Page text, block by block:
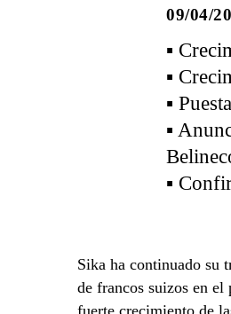
09/04/
▪
▪
▪
▪
▪
Sika ha continuado su
de francos suizos en
fuerte crecimiento de